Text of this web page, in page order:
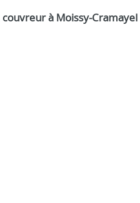
couvreur à Moissy-Cramayel